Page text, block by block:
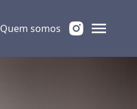
Quem somos